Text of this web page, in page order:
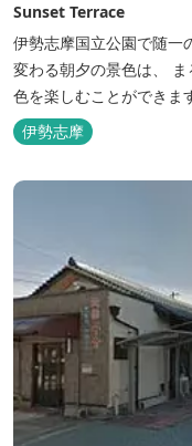
Sunset Terrace
伊勢志摩国立公園で随一
変わる朝夕の景色は、
色を楽しむことができま
を。 1日1組限定とさせていただいております。 完全にプライベー
トでご利用いただけます。
伊勢志摩